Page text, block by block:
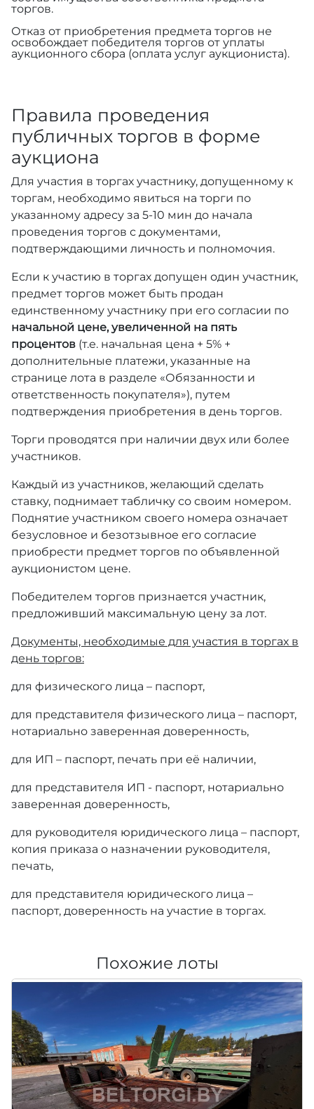
торгов.
Отказ от приобретения предмета торгов не
освобождает победителя торгов от уплаты
аукционного сбора (оплата услуг аукциониста).
Правила проведения
публичных торгов в форме
аукциона
Для участия в торгах участнику, допущенному к
торгам, необходимо явиться на торги по
указанному адресу за 5-10 мин до начала
проведения торгов с документами,
подтверждающими личность и полномочия.
Если к участию в торгах допущен один участник,
предмет торгов может быть продан
единственному участнику при его согласии по
начальной цене, увеличенной на пять
процентов (т.е. начальная цена + 5% +
дополнительные платежи, указанные на
странице лота в разделе «Обязанности и
ответственность покупателя»), путем
подтверждения приобретения в день торгов.
Торги проводятся при наличии двух или более
участников.
Каждый из участников, желающий сделать
ставку, поднимает табличку со своим номером.
Поднятие участником своего номера означает
безусловное и безотзывное его согласие
приобрести предмет торгов по объявленной
аукционистом цене.
Победителем торгов признается участник,
предложивший максимальную цену за лот.
Документы, необходимые для участия в торгах в
день торгов:
для физического лица – паспорт,
для представителя физического лица – паспорт,
нотариально заверенная доверенность,
для ИП – паспорт, печать при её наличии,
для представителя ИП - паспорт, нотариально
заверенная доверенность,
для руководителя юридического лица – паспорт,
копия приказа о назначении руководителя,
печать,
для представителя юридического лица –
паспорт, доверенность на участие в торгах.
Похожие лоты